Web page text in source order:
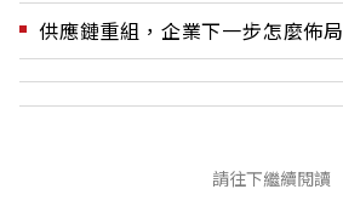
供應鏈重組，企業下一步怎麼佈局
請往下繼續閱讀